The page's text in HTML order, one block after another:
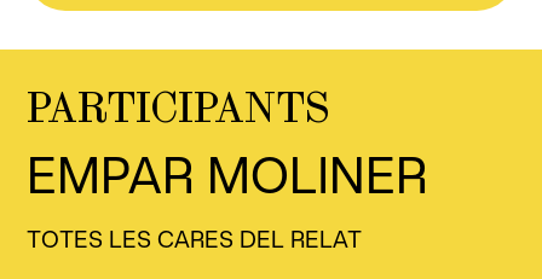
PARTICIPANTS
EMPAR MOLINER
TOTES LES CARES DEL RELAT